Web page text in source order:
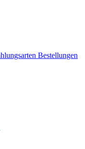
Bestellungen